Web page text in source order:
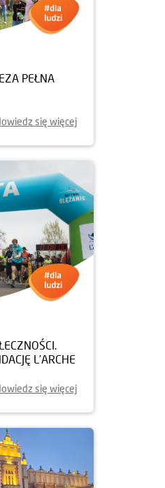
PEŁNA
się więcej
L’ARCHE
się więcej